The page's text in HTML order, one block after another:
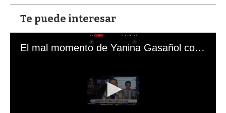
Te puede interesar
El mal momento de Yanina Gasañol con un hincha argentino en "Subrayado"